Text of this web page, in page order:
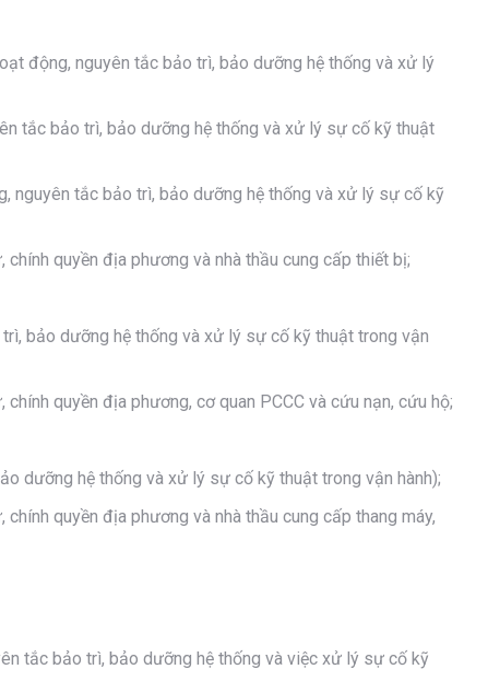
động, nguyên tắc bảo trì, bảo dưỡng hệ thống và xử lý
tắc bảo trì, bảo dưỡng hệ thống và xử lý sự cố kỹ thuật
nguyên tắc bảo trì, bảo dưỡng hệ thống và xử lý sự cố kỹ
quyền địa phương và nhà thầu cung cấp thiết bị;
bảo dưỡng hệ thống và xử lý sự cố kỹ thuật trong vận
quyền địa phương, cơ quan PCCC và cứu nạn, cứu hộ;
dưỡng hệ thống và xử lý sự cố kỹ thuật trong vận hành);
quyền địa phương và nhà thầu cung cấp thang máy,
tắc bảo trì, bảo dưỡng hệ thống và việc xử lý sự cố kỹ